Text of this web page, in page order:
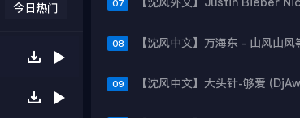
今日热门 07
08
09